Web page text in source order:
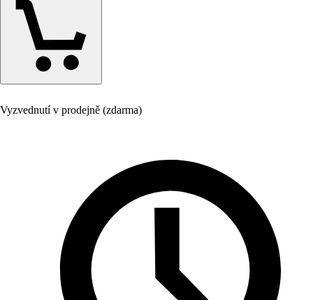
Vyzvednutí v prodejně (zdarma)